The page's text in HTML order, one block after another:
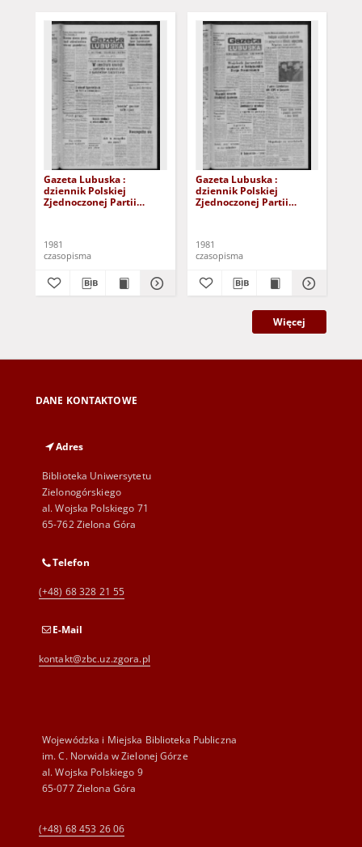
Gazeta Lubuska :
dziennik Polskiej
Zjednoczonej Partii
Wyd. A
1981
czasopisma
Gazeta Lubuska :
dziennik Polskiej
Zjednoczonej Partii
Wyd. A
1981
czasopisma
Więcej
DANE KONTAKTOWE
Adres
Biblioteka Uniwersytetu
Zielonogórskiego
al. Wojska Polskiego 71
65-762 Zielona Góra
Telefon
(+48) 68 328 21 55
E-Mail
kontakt@zbc.uz.zgora.pl
Wojewódzka i Miejska Biblioteka Publiczna
im. C. Norwida w Zielonej Górze
al. Wojska Polskiego 9
65-077 Zielona Góra
(+48) 68 453 26 06